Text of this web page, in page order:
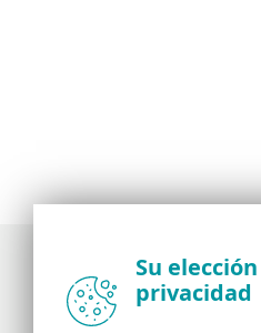
Noticias, opiniones y análisis de la
Su
privacidad